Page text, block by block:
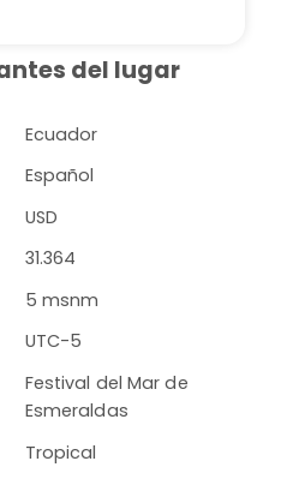
del lugar
Ecuador
Español
USD
31.364
5 msnm
UTC-5
Festival del Mar de
Esmeraldas
Tropical